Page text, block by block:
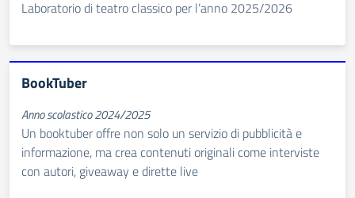
Laboratorio di teatro classico per l’anno 2025/2026
BookTuber
Anno scolastico 2024/2025
Un booktuber offre non solo un servizio di pubblicità e
informazione, ma crea contenuti originali come interviste
con autori, giveaway e dirette live